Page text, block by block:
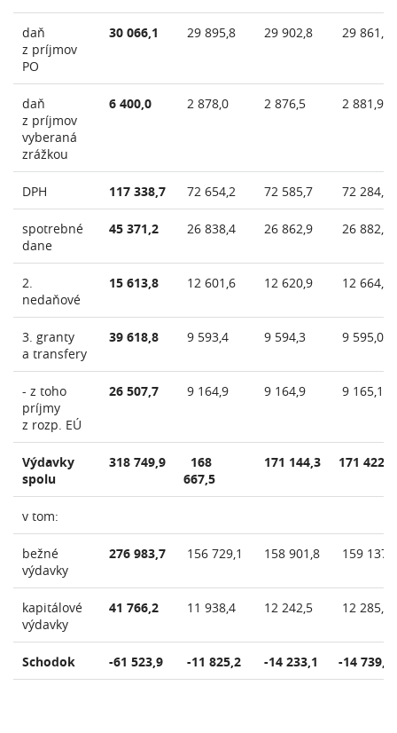
daň
z príjmov
PO
30 066,1 29 895,8 29 902,8 29 861,6
daň
z príjmov
vyberaná
zrážkou
6 400,0 2 878,0 2 876,5 2 881,9
DPH 117 338,7 72 654,2 72 585,7 72 284,5
spotrebné
dane
45 371,2 26 838,4 26 862,9 26 882,7
2.
nedaňové
15 613,8 12 601,6 12 620,9 12 664,0
3. granty
a transfery
39 618,8 9 593,4 9 594,3 9 595,0
- z toho
príjmy
z rozp. EÚ
26 507,7 9 164,9 9 164,9 9 165,1
Výdavky
spolu
318 749,9
168
667,5
171 144,3 171 422,1
v tom:
bežné
výdavky
276 983,7 156 729,1 158 901,8 159 137,1
kapitálové
výdavky
41 766,2 11 938,4 12 242,5 12 285,0
Schodok -61 523,9 -11 825,2 -14 233,1 -14 739,8